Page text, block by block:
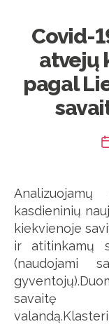
Covid-
atvejų
pagal
kasdieninių
kiekvienoje
ir atitinkamų
(naudojami
savaitę